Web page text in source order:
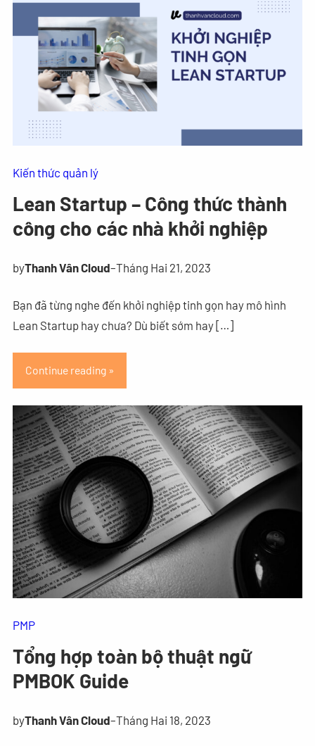
Kiến thức quản lý
Lean Startup – Công thức thành
công cho các nhà khởi nghiệp
byThanh Vân Cloud–Tháng Hai 21, 2023
Bạn đã từng nghe đến khởi nghiệp tinh gọn hay mô hình
Lean Startup hay chưa? Dù biết sớm hay […]
Continue reading »
PMP
Tổng hợp toàn bộ thuật ngữ
PMBOK Guide
byThanh Vân Cloud–Tháng Hai 18, 2023